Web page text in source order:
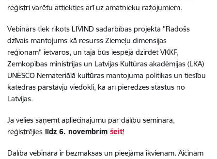
reģistri varētu attiekties arī uz amatnieku ražojumiem.
Vebinārs tiek rīkots LIVIND sadarbības projekta "Radošs
dzīvais mantojums kā resurss Ziemeļu dimensijas
reģionam" ietvaros, un tajā būs iespēja dzirdēt VKKF,
Zemkopības ministrijas un Latvijas Kultūras akadēmijas (LKA)
UNESCO Nemateriālā kultūras mantojuma politikas un tiesību
katedras pārstāvju viedokli, kā arī pieredzes stāstus no
Latvijas.
Ja vēlies saņemt apliecinājumu par dalību seminārā,
reģistrējies līdz 6. novembrim šeit!
Dalība vebinārā ir bezmaksas un pieejama ikvienam. Aicinām